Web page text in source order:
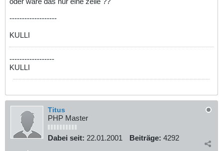
-------------------
KULLI
------------------
KULLI
Titus
PHP Master
Dabei seit: 22.01.2001 Beiträge: 4292